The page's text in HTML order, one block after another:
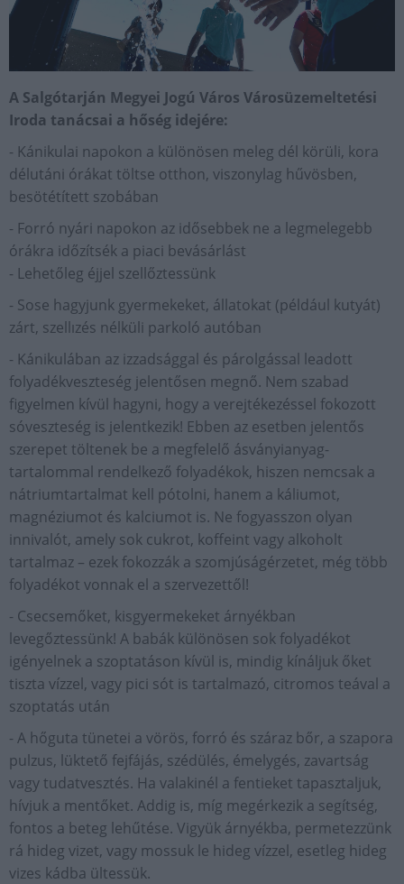
A Salgótarján Megyei Jogú Város Városüzemeltetési
Iroda tanácsai a hőség idejére:
- Kánikulai napokon a különösen meleg dél körüli, kora
délutáni órákat töltse otthon, viszonylag hűvösben,
besötétített szobában
- Forró nyári napokon az idősebbek ne a legmelegebb
órákra időzítsék a piaci bevásárlást
- Lehetőleg éjjel szellőztessünk
- Sose hagyjunk gyermekeket, állatokat (például kutyát)
zárt, szellızés nélküli parkoló autóban
- Kánikulában az izzadsággal és párolgással leadott
folyadékveszteség jelentősen megnő. Nem szabad
figyelmen kívül hagyni, hogy a verejtékezéssel fokozott
sóveszteség is jelentkezik! Ebben az esetben jelentős
szerepet töltenek be a megfelelő ásványianyag-
tartalommal rendelkező folyadékok, hiszen nemcsak a
nátriumtartalmat kell pótolni, hanem a káliumot,
magnéziumot és kalciumot is. Ne fogyasszon olyan
innivalót, amely sok cukrot, koffeint vagy alkoholt
tartalmaz – ezek fokozzák a szomjúságérzetet, még több
folyadékot vonnak el a szervezettől!
- Csecsemőket, kisgyermekeket árnyékban
levegőztessünk! A babák különösen sok folyadékot
igényelnek a szoptatáson kívül is, mindig kínáljuk őket
tiszta vízzel, vagy pici sót is tartalmazó, citromos teával a
szoptatás után
- A hőguta tünetei a vörös, forró és száraz bőr, a szapora
pulzus, lüktető fejfájás, szédülés, émelygés, zavartság
vagy tudatvesztés. Ha valakinél a fentieket tapasztaljuk,
hívjuk a mentőket. Addig is, míg megérkezik a segítség,
fontos a beteg lehűtése. Vigyük árnyékba, permetezzünk
rá hideg vizet, vagy mossuk le hideg vízzel, esetleg hideg
vizes kádba ültessük.